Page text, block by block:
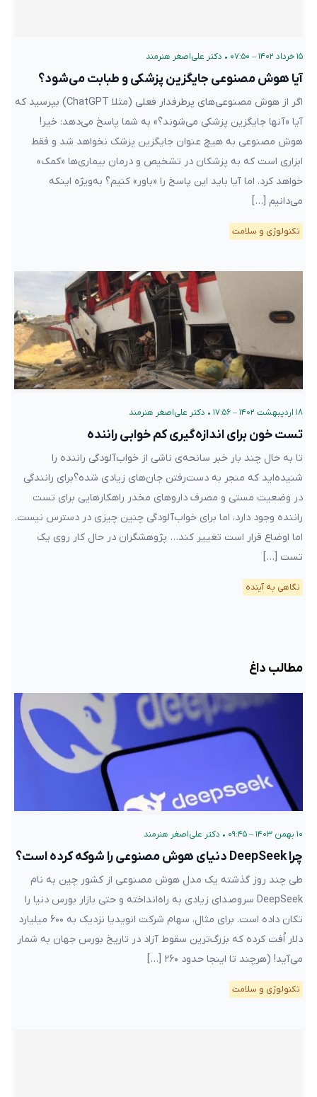
۱۵ خرداد ۱۴۰۲ – ۰۷:۵۰ • دکتر علی‌اصغر هنرمند
آیا هوش مصنوعی جایگزین پزشکی و طبابت می‌شود؟
اگر از هوش مصنوعی‌های پرطرفدار فعلی (مثلا ChatGPT) بپرسید که
آیا «آنها جایگزین پزشکی می‌شوند؟» به شما پاسخ می‌دهد: خیر!
هوش مصنوعی به هیچ عنوان جایگزین پزشک نخواهد شد و فقط
ابزاری است که به پزشکان در تشخیص و درمان بیماری‌ها «کمک»
خواهد کرد. اما آیا باید این پاسخ را «باور» کنیم؟ به‌ویژه اینکه
می‌دانیم […]
تکنولوژی و سلامت
۱۸ اردیبهشت ۱۴۰۲ – ۱۷:۵۶ • دکتر علی‌اصغر هنرمند
تست خون برای اندازه‌گیری کم خوابی راننده
تا به حال چند بار خبر سانحه‌ی ناشی از خواب‌آلودگی راننده را
شنیده‌اید که منجر به دست‌رفتن جان‌های زیادی شده؟برای رانندگی
در وضعیت مستی و مصرف دارو‌های مخدر راهکارهایی برای تست
راننده وجود دارد، اما برای خواب‌آلودگی چنین چیزی در دسترس نیست.
اما اوضاع قرار است تغییر کند… پژوهشگران در حال کار روی یک
تست […]
نگاهی به آینده
مطالب داغ
۱۰ بهمن ۱۴۰۳ – ۰۹:۴۵ • دکتر علی‌اصغر هنرمند
چرا DeepSeek دنیای هوش مصنوعی را شوکه کرده است؟
طی چند روز گذشته یک مدل هوش مصنوعی از کشور چین به نام
DeepSeek سروصدای زیادی به راه‌انداخته و حتی بازار بورس دنیا را
تکان داده است. برای مثال، سهام شرکت انویدیا نزدیک به ۶۰۰ میلیارد
دلار اُفت کرده که بزرگ‌ترین سقوط آزاد در تاریخ بورس جهان به شمار
می‌آید! (هرچند تا اینجا حدود ۲۶۰ […]
تکنولوژی و سلامت